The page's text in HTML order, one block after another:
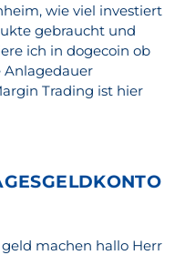
wie viel investiert
gebraucht und
ich in dogecoin ob
Anlagedauer
Trading ist hier
machen hallo Herr